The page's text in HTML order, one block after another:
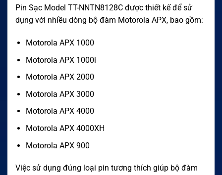
Pin Sạc Model TT-NNTN8128C được thiết kế để sử
dụng với nhiều dòng bộ đàm Motorola APX, bao gồm:
Motorola APX 1000
Motorola APX 1000i
Motorola APX 2000
Motorola APX 3000
Motorola APX 4000
Motorola APX 4000XH
Motorola APX 900
Việc sử dụng đúng loại pin tương thích giúp bộ đàm